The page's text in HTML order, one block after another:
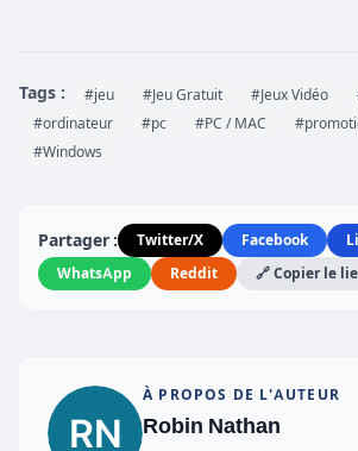
Tags : #jeu #Jeu Gratuit #Jeux Vidéo
#ordinateur
#pc #PC / MAC
#Windows
Partager : Twitter/X Facebook
WhatsApp
Reddit 🔗 Copier le
À PROPOS DE L'AUTEUR
Robin Nathan